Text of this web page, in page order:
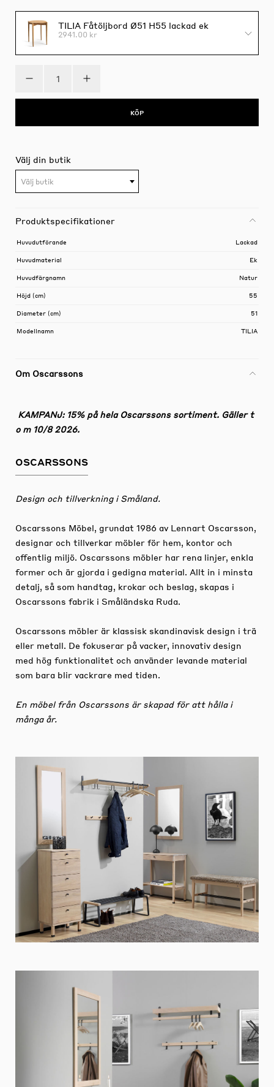
TILIA Fåtöljbord Ø51 H55 lackad ek
2941.00 kr
KÖP
Välj din butik
Välj butik
Produktspecifikationer
Huvudutförande Lackad
Huvudmaterial Ek
Huvudfärgnamn Natur
Höjd (cm) 55
Diameter (cm) 51
Modellnamn TILIA
Om Oscarssons
KAMPANJ: 15% på hela Oscarssons sortiment. Gäller t
o m 10/8 2026.
OSCARSSONS
Design och tillverkning i Småland.
Oscarssons Möbel, grundat 1986 av Lennart Oscarsson,
designar och tillverkar möbler för hem, kontor och
offentlig miljö. Oscarssons möbler har rena linjer, enkla
former och är gjorda i gedigna material. Allt in i minsta
detalj, så som handtag, krokar och beslag, skapas i
Oscarssons fabrik i Småländska Ruda.
Oscarssons möbler är klassisk skandinavisk design i trä
eller metall. De fokuserar på vacker, innovativ design
med hög funktionalitet och använder levande material
som bara blir vackrare med tiden.
En möbel från Oscarssons är skapad för att hålla i
många år.